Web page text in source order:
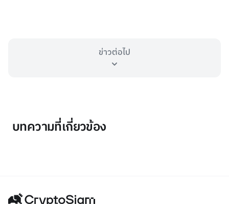
ข่าวต่อไป
บทความที่เกี่ยวข้อง